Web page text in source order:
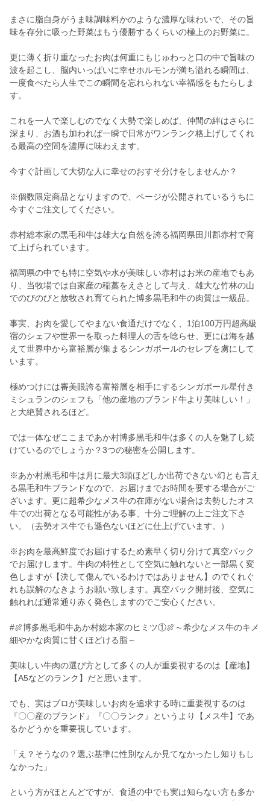
まさに脂自身がうま味調味料かのような濃厚な味わいで、その旨
味を存分に吸った野菜はもう優勝するくらいの極上のお野菜に。
更に薄く折り重なったお肉は何重にもじゅわっと口の中で旨味の
波を起こし、脳内いっぱいに幸せホルモンが満ち溢れる瞬間は、
一度食べたら人生でこの瞬間を忘れられない幸福感をもたらしま
す。
これを一人で楽しむのでなく大勢で楽しめば、仲間の絆はさらに
深まり、お酒も加われば一瞬で日常がワンランク格上げしてくれ
る最高の空間を濃厚に味わえます。
今すぐ計画して大切な人に幸せのおすそ分けをしませんか？
※個数限定商品となりますので、ページが公開されているうちに
今すぐご注文してください。
赤村総本家の黒毛和牛は雄大な自然を誇る福岡県田川郡赤村で育
て上げられています。
福岡県の中でも特に空気や水が美味しい赤村はお米の産地でもあ
り、当牧場では自家産の稲藁をえさとして与え、雄大な竹林の山
でのびのびと放牧され育てられた博多黒毛和牛の肉質は一級品。
事実、お肉を愛してやまない食通だけでなく、1泊100万円超高級
宿のシェフや世界一を取った料理人の舌を唸らせ、更には海を越
えて世界中から富裕層が集まるシンガポールのセレブを虜にして
います。
極めつけには審美眼誇る富裕層を相手にするシンガポール星付き
ミシュランのシェフも「他の産地のブランド牛より美味しい！」
と大絶賛されるほど。
では一体なぜここまであか村博多黒毛和牛は多くの人を魅了し続
けているのでしょうか？3つの秘密を公開します。
※あか村黒毛和牛は月に最大3頭ほどしか出荷できない幻とも言え
る黒毛和牛ブランドなので、お届けまでお時間を要する場合がご
ざいます。更に超希少なメス牛の在庫がない場合は去勢したオス
牛での出荷となる可能性がある事、十分ご理解の上ご注文下さ
い。（去勢オス牛でも遜色ないほどに仕上げています。）
※お肉を最高鮮度でお届けするため素早く切り分けて真空パック
でお届けします。牛肉の特性として空気に触れないと一部黒く変
色しますが【決して傷んでいるわけではありません】のでくれぐ
れも誤解のなきようお願い致します。真空パック開封後、空気に
触れれば通常通り赤く発色しますのでご安心ください。
#🍖博多黒毛和牛あか村総本家のヒミツ①🍖～希少なメス牛のキメ
細やかな肉質に甘くほどける脂～
美味しい牛肉の選び方として多くの人が重要視するのは【産地】
【A5などのランク】だと思います。
でも、実はプロが美味しいお肉を追求する時に重要視するのは
『〇〇産のブランド』『〇〇ランク』というより【メス牛】であ
るかどうかを重要視しています。
「え？そうなの？選ぶ基準に性別なんか見てなかったし知りもし
なかった」
という方がほとんどですが、食通の中でも実は知らない方も多か